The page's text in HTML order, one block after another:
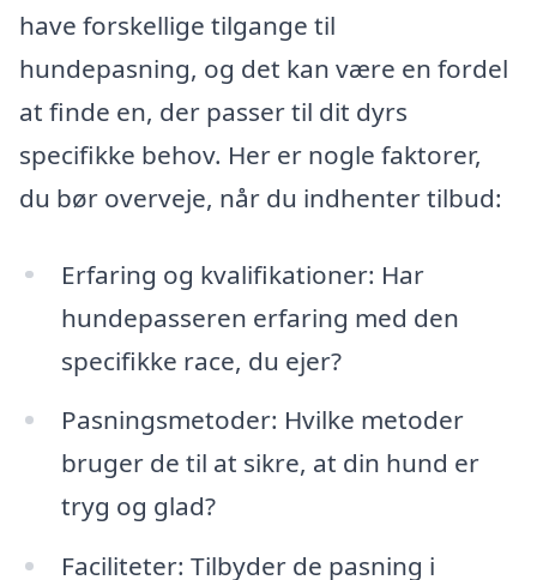
have forskellige tilgange til
hundepasning, og det kan være en fordel
at finde en, der passer til dit dyrs
specifikke behov. Her er nogle faktorer,
du bør overveje, når du indhenter tilbud:
Erfaring og kvalifikationer: Har
hundepasseren erfaring med den
specifikke race, du ejer?
Pasningsmetoder: Hvilke metoder
bruger de til at sikre, at din hund er
tryg og glad?
Faciliteter: Tilbyder de pasning i